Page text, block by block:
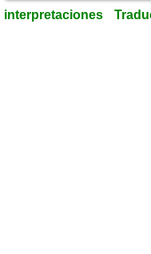
interpretaciones